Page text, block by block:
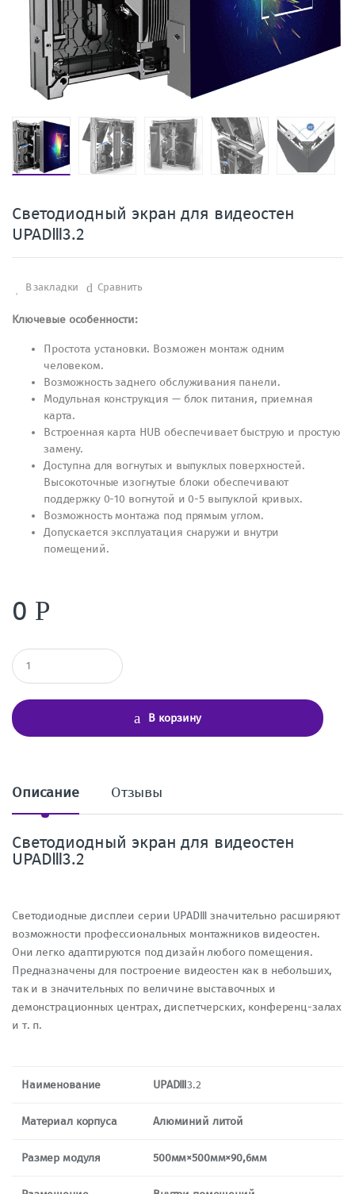
Светодиодный экран для видеостен
UPADⅢ3.2
В закладки Сравнить
Ключевые особенности:
Простота установки. Возможен монтаж одним
человеком.
Возможность заднего обслуживания панели.
Модульная конструкция — блок питания, приемная
карта.
Встроенная карта HUB обеспечивает быструю и простую
замену.
Доступна для вогнутых и выпуклых поверхностей.
Высокоточные изогнутые блоки обеспечивают
поддержку 0-10 вогнутой и 0-5 выпуклой кривых.
Возможность монтажа под прямым углом.
Допускается эксплуатация снаружи и внутри
помещений.
0 Р
К
о
ч
е
В корзину
Описание Отзывы
Светодиодный экран для видеостен
UPADⅢ3.2
Светодиодные дисплеи серии UPADⅢ значительно расширяют
возможности профессиональных монтажников видеостен.
Они легко адаптируются под дизайн любого помещения.
Предназначены для построение видеостен как в небольших,
так и в значительных по величине выставочных и
демонстрационных центрах, диспетчерских, конференц-залах
и т. п.
Наименование UPADⅢ3.2
Материал корпуса Алюминий литой
Размер модуля 500мм×500мм×90,6мм